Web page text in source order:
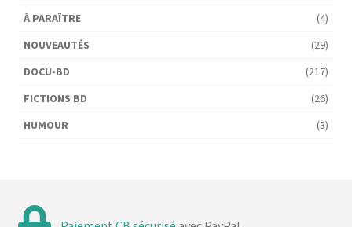
À PARAÎTRE
(4)
NOUVEAUTÉS
(29)
DOCU-BD
(217)
FICTIONS BD
(26)
HUMOUR
(3)